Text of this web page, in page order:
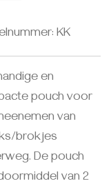
KK
en
pouch voor
van
brokjes
De pouch
van 2